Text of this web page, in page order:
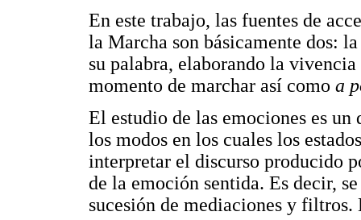
En este trabajo, las fuentes de
la Marcha son básicamente dos:
su palabra, elaborando la
momento de marchar así como a
El estudio de las emociones es
los modos en los cuales los
interpretar el discurso producido
de la emoción sentida. Es decir,
sucesión de mediaciones y